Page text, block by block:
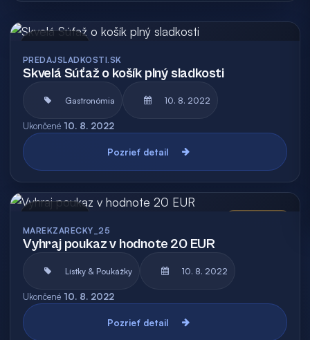
PREDAJSLADKOSTI.SK
Skvelá Súťaž o košík plný sladkosti
Gastronómia 10. 8. 2022
Ukončené 10. 8. 2022
Pozrieť detail
MAREKZARECKY_25
Vyhraj poukaz v hodnote 20 EUR
Lístky & Poukážky 10. 8. 2022
Ukončené 10. 8. 2022
Pozrieť detail